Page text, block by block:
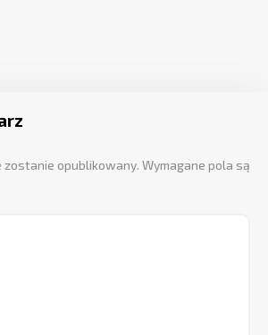
zostanie opublikowany. Wymagane pola są